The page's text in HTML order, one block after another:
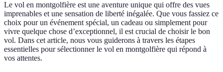
Le vol en montgolfière est une aventure unique qui offre des vues
imprenables et une sensation de liberté inégalée. Que vous fassiez ce
choix pour un événement spécial, un cadeau ou simplement pour
vivre quelque chose d’exceptionnel, il est crucial de choisir le bon
vol. Dans cet article, nous vous guiderons à travers les étapes
essentielles pour sélectionner le vol en montgolfière qui répond à
vos attentes.